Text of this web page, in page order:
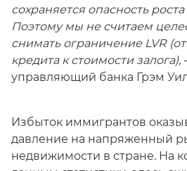
сохраняется опасность
Поэтому мы не считаем
снимать ограничение LVR
кредита к стоимости залога),
управляющий банка Грэм
Избыток иммигрантов
давление на напряженный
недвижимости в стране. На